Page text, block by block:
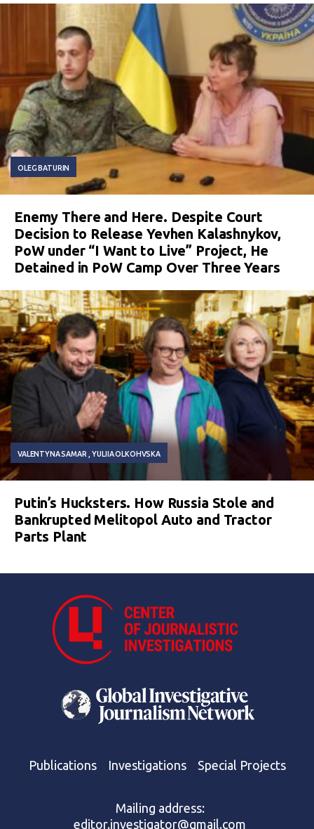
OLEG BATURIN
Enemy There and Here. Despite Court
Decision to Release Yevhen Kalashnykov,
PoW under “I Want to Live” Project, He
Detained in PoW Camp Over Three Years
VALENTYNA SAMAR YULIIA OLKOHVSKA
Putin’s Hucksters. How Russia Stole and
Bankrupted Melitopol Auto and Tractor
Parts Plant
Publications Investigations Special Projects
Mailing address:
editor.investigator@gmail.com